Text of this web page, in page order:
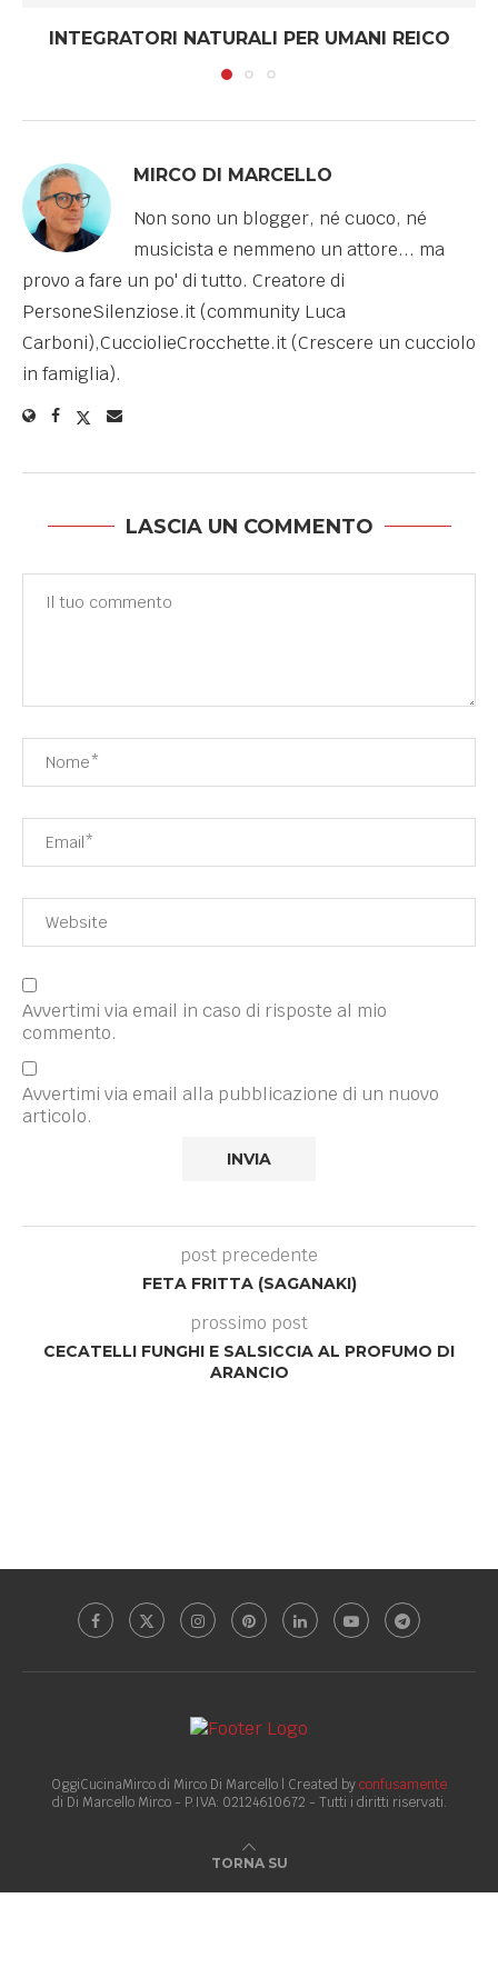
INTEGRATORI NATURALI PER UMANI REICO
MIRCO DI MARCELLO
Non sono un blogger, né cuoco, né
musicista e nemmeno un attore... ma
provo a fare un po' di tutto. Creatore di
PersoneSilenziose.it (community Luca
Carboni),CucciolieCrocchette.it (Crescere un cucciolo
in famiglia).
LASCIA UN COMMENTO
Avvertimi via email in caso di risposte al mio
commento.
Avvertimi via email alla pubblicazione di un nuovo
articolo.
post precedente
FETA FRITTA (SAGANAKI)
prossimo post
CECATELLI FUNGHI E SALSICCIA AL PROFUMO DI
ARANCIO
OggiCucinaMirco di Mirco Di Marcello | Created byconfusamente
di Di Marcello Mirco - P.IVA: 02124610672 - Tutti i diritti riservati.
TORNA SU